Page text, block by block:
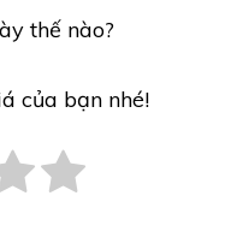
thế nào?
của bạn nhé!